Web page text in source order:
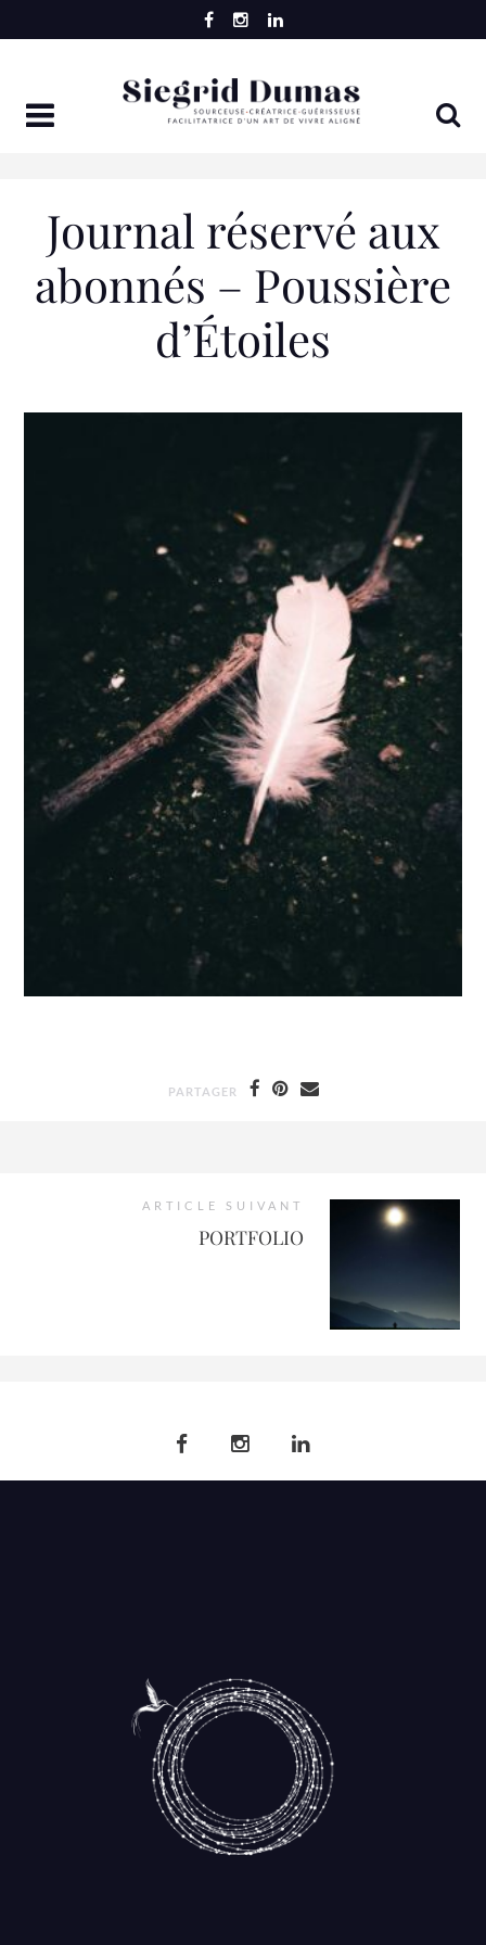
to
Journal réservé aux
abonnés – Poussière
d’Étoiles
PARTAGER
ARTICLE SUIVANT
PORTFOLIO